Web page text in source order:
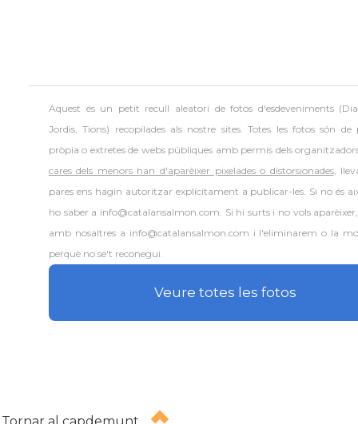
Aquest és un petit recull aleatori defotos d'esdeveniments
Jordis, Tions) recopilades als nostre sites. Totes les fotos són de
pròpia o extretes de webs públiques amb permís dels
cares dels menors han d'aparèixer pixelades o distorsionades,
pares ens hagin autoritzar explícitament a publicar-les. Si no és
ho saber a info@catalansalmon.com. Si hi surts i no vols
amb nosaltres a info@catalansalmon.com i l'eliminarem o la
perquè no se't reconegui.
Veure totes les fotos